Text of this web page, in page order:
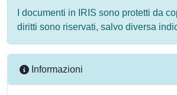
I documenti in IRIS sono protetti da
diritti sono riservati, salvo diversa
Informazioni